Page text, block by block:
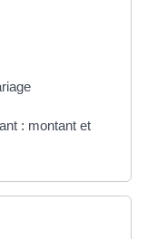
: montant et